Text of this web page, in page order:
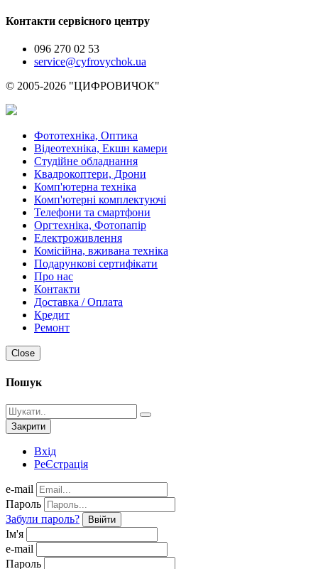
Контакти сервісного центру
096 270 02 53
service@cyfrovychok.ua
© 2005-2026 "ЦИФРОВИЧОК"
Фототехніка, Оптика
Відеотехніка, Екшн камери
Студійне обладнання
Квадрокоптери, Дрони
Комп'ютерна техніка
Комп'ютерні комплектуючі
Телефони та смартфони
Оргтехніка, Фотопапір
Електроживлення
Комісійна, вживана техніка
Подарункові сертифікати
Про нас
Контакти
Доставка / Оплата
Кредит
Ремонт
Close
Пошук
Закрити
Вхід
РеЄстрація
e-mail
Пароль
Забули пароль?
Ввійти
Ім'я
e-mail
Пароль